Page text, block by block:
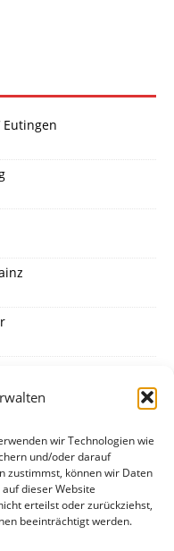
wir Technologien wie
und/oder darauf
zustimmst, können wir Daten
dieser Website
erteilst oder zurückziehst,
beeinträchtigt werden.
Eutingen